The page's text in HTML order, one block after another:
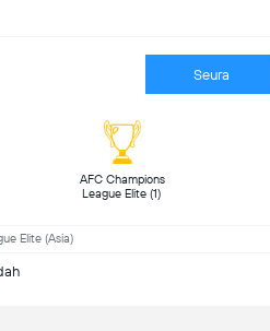
Seura
AFC Champions
League Elite (1)
Elite (Asia)